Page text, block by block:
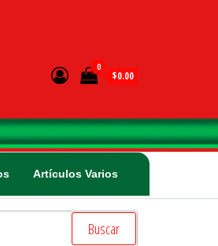
0
$0.00
Artículos Varios